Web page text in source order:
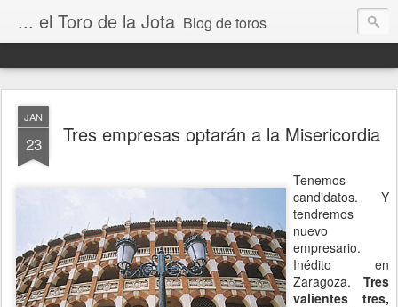
... el Toro de la Jota Blog de toros
JAN
23 Tres empresas optarán a la Misericordia
Tenemos
candidatos. Y
tendremos
nuevo
empresario.
Inédito en
Zaragoza. Tres
valientes tres,